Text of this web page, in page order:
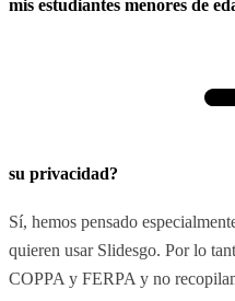
mis estudiantes menores de
su privacidad?
Sí, hemos pensado
quieren usar Slidesgo. Por lo
COPPA y FERPA y no